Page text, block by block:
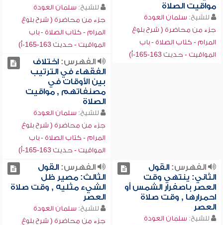
مواقيت الصلاة
للشيخ: سلمان العودة
جزء من محاضرة ( شرح بلوغ
المرام - كتاب الصلاة - باب
المواقيت - حديث 163-165-أ)
للشيخ: سلمان العودة
جزء من محاضرة ( شرح بلوغ
المرام - كتاب الصلاة - باب
المواقيت - حديث 163-165-أ)
الفهرس:اختلاف
الفقهاء في الترتيب
بين الأوقات في
مصنفاتهم , مواقيت
الصلاة
للشيخ: سلمان العودة
جزء من محاضرة ( شرح بلوغ
المرام - كتاب الصلاة - باب
المواقيت - حديث 163-165-أ)
الفهرس:القول
الثاني: ينتهي وقت
العصر باصفرار الشمس أو
احمرارها , وقت صلاة
العصر
للشيخ: سلمان العودة
الفهرس:القول
الثالث: مصير ظل
الشيء مثليه , وقت صلاة
العصر
للشيخ: سلمان العودة
جزء من محاضرة ( شرح بلوغ